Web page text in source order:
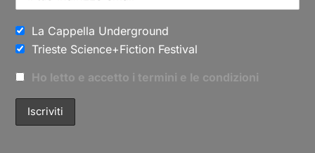
La Cappella Underground
Trieste Science+Fiction Festival
Ho letto e accetto i termini e le condizioni